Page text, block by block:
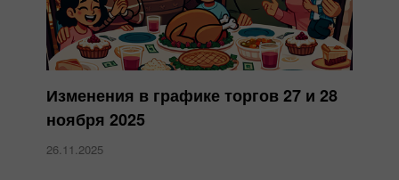
Изменения в графике торгов 27 и 28
ноября 2025
26.11.2025